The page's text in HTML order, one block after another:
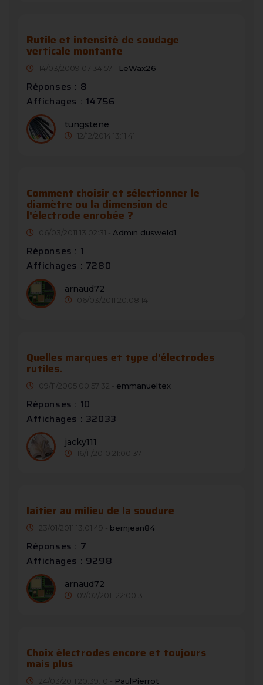
Rutile et intensité de soudage
verticale montante
14/03/2009 07:34:57 - LeWax26
Réponses : 8
Affichages : 14756
tungstene
12/12/2014 13:11:41
Comment choisir et sélectionner le
diamètre ou la dimension de
l'électrode enrobée ?
06/03/2011 13:02:31 - Admin dusweld1
Réponses : 1
Affichages : 7280
arnaud72
06/03/2011 20:08:14
Quelles marques et type d'électrodes
rutiles.
09/11/2005 00:57:32 - emmanueltex
Réponses : 10
Affichages : 32033
jacky111
16/11/2010 21:00:37
laitier au milieu de la soudure
23/01/2011 13:01:49 - bernjean84
Réponses : 7
Affichages : 9298
arnaud72
07/02/2011 22:00:31
Choix électrodes encore et toujours
mais plus
24/03/2011 20:39:10 - PaulPierrot